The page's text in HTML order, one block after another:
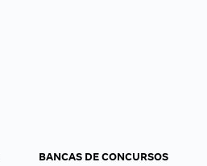
BANCAS DE CONCURSOS